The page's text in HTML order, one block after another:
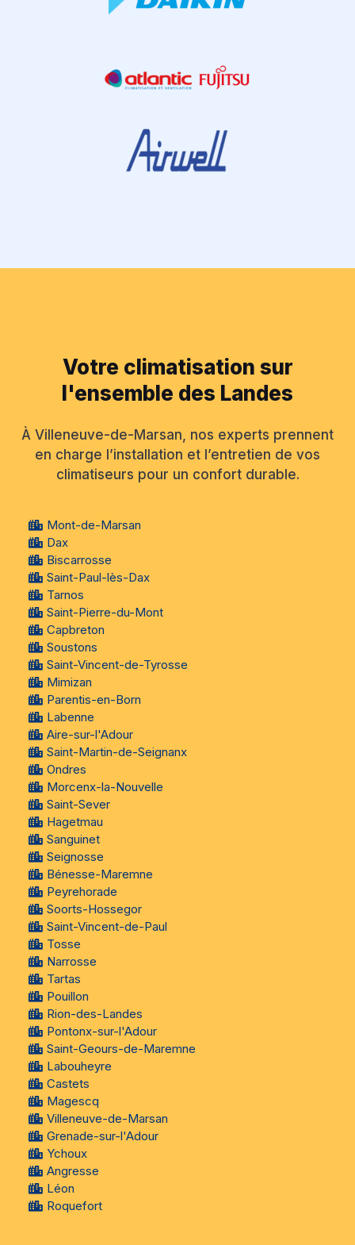
Votre climatisation sur
l'ensemble des Landes
À Villeneuve-de-Marsan, nos experts prennent
en charge l’installation et l’entretien de vos
climatiseurs pour un confort durable.
Mont-de-Marsan
Dax
Biscarrosse
Saint-Paul-lès-Dax
Tarnos
Saint-Pierre-du-Mont
Capbreton
Soustons
Saint-Vincent-de-Tyrosse
Mimizan
Parentis-en-Born
Labenne
Aire-sur-l'Adour
Saint-Martin-de-Seignanx
Ondres
Morcenx-la-Nouvelle
Saint-Sever
Hagetmau
Sanguinet
Seignosse
Bénesse-Maremne
Peyrehorade
Soorts-Hossegor
Saint-Vincent-de-Paul
Tosse
Narrosse
Tartas
Pouillon
Rion-des-Landes
Pontonx-sur-l'Adour
Saint-Geours-de-Maremne
Labouheyre
Castets
Magescq
Villeneuve-de-Marsan
Grenade-sur-l'Adour
Ychoux
Angresse
Léon
Roquefort